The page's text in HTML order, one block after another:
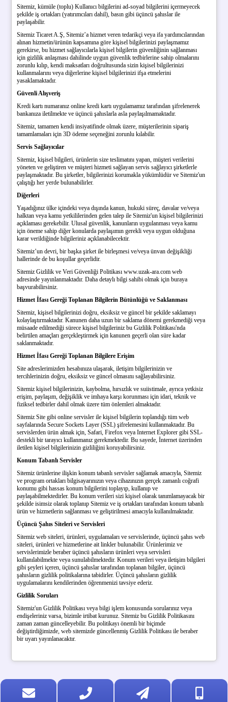
Sitemiz, kümüle (toplu) Kullanıcı bilgilerini ad-soyad bilgilerini içermeyecek
şekilde iş ortakları (yatırımcıları dahil), basın gibi üçüncü şahıslar ile
paylaşabilir.
Sitemiz Ticaret A.Ş, Sitemiz’a hizmet veren tedarikçi veya ifa yardımcılarından
alınan hizmetin/ürünün kapsamına göre kişisel bilgilerinizi paylaşmamız
gerekirse, bu hizmet sağlayıcılarla kişisel bilgilerin güvenliğinin sağlanması
için gizlilik anlaşması dahilinde uygun güvenlik tedbirlerine sahip olmalarını
zorunlu kılıp, kendi maksatları doğrultusunda sizin kişisel bilgilerinizi
kullanmalarını veya diğerlerine kişisel bilgilerinizi ifşa etmelerini
yasaklamaktadır.
Güvenli Alışveriş
Kredi kartı numaranız online kredi kartı uygulamamız tarafından şifrelenerek
bankanıza iletilmekte ve üçüncü şahıslarla asla paylaşılmamaktadır.
Sitemiz, tamamen kendi insiyatifinde olmak üzere, müşterilerinin sipariş
tamamlamaları için 3D ödeme seçeneğini zorunlu kılabilir.
Servis Sağlayıcılar
Sitemiz, kişisel bilgileri, ürünlerin size teslimatını yapan, müşteri verilerini
yöneten ve geliştiren ve müşteri hizmeti sağlayan servis sağlayıcı şirketlerle
paylaşmaktadır. Bu şirketler, bilgilerinizi korumakla yükümlüdür ve Sitemiz'un
çalıştığı her yerde bulunabilirler.
Diğerleri
Yaşadığınız ülke içindeki veya dışında kanun, hukuki süreç, davalar ve/veya
halktan veya kamu yetkililerinden gelen talep ile Sitemiz'un kişisel bilgilerinizi
açıklaması gerekebilir. Ulusal güvenlik, kanunların uygulanması veya kamu
için öneme sahip diğer konularda paylaşımın gerekli veya uygun olduğuna
karar verildiğinde bilgileriniz açıklanabilecektir.
Sitemiz’un devri, bir başka şirket ile birleşmesi ve/veya ünvan değişikliği
hallerinde de bu koşullar geçerlidir.
Sitemiz Gizlilik ve Veri Güvenliği Politikası www.uzak-ara.com web
adresinde yayınlanmaktadır. Daha detaylı bilgi sahibi olmak için buraya
başvurabilirsiniz.
Hizmet İfası Gereği Toplanan Bilgilerin Bütünlüğü ve Saklanması
Sitemiz, kişisel bilgilerinizi doğru, eksiksiz ve güncel bir şekilde saklamayı
kolaylaştırmaktadır. Kanunen daha uzun bir saklama dönemi gerekmediği veya
müsaade edilmediği sürece kişisel bilgileriniz bu Gizlilik Politikası'nda
belirtilen amaçları gerçekleştirmek için kanunen geçerli olan süre kadar
saklanmaktadır.
Hizmet İfası Gereği Toplanan Bilgilere Erişim
Site adreslerimizden hesabınıza ulaşarak, iletişim bilgilerinizin ve
tercihlerinizin doğru, eksiksiz ve güncel olmasını sağlayabilirsiniz.
Sitemiz kişisel bilgilerinizin, kaybolma, hırsızlık ve suiistimale, ayrıca yetkisiz
erişim, paylaşım, değişiklik ve imhaya karşı korunması için idari, teknik ve
fiziksel tedbirler dahil olmak üzere tüm önlemleri almaktadır.
Sitemiz Site gibi online servisler ile kişisel bilgilerin toplandığı tüm web
sayfalarında Secure Sockets Layer (SSL) şifrelemesini kullanmaktadır. Bu
servislerden ürün almak için, Safari, Firefox veya Internet Explorer gibi SSL-
destekli bir tarayıcı kullanmanız gerekmektedir. Bu sayede, İnternet üzerinden
iletilen kişisel bilgilerinizin gizliliğini koruyabilirsiniz.
Konum Tabanlı Servisler
Sitemiz ürünlerine ilişkin konum tabanlı servisler sağlamak amacıyla, Sitemiz
ve program ortakları bilgisayarınızın veya cihazınızın gerçek zamanlı coğrafi
konumu gibi hassas konum bilgilerini toplayıp, kullanıp ve
paylaşabilmektedirler. Bu konum verileri sizi kişisel olarak tanımlamayacak bir
şekilde isimsiz olarak toplanıp Sitemiz ve iş ortakları tarafından konum tabanlı
ürün ve hizmetlerin sağlanması ve geliştirilmesi amacıyla kullanılmaktadır.
Üçüncü Şahıs Siteleri ve Servisleri
Sitemiz web siteleri, ürünleri, uygulamaları ve servislerinde, üçüncü şahıs web
siteleri, ürünleri ve hizmetlerine ait linkler bulunabilir. Ürünlerimiz ve
servislerimizle beraber üçüncü şahısların ürünleri veya servisleri
kullanılabilmekte veya sunulabilmektedir. Konum verileri veya iletişim bilgileri
gibi şeyleri içeren, üçüncü şahıslar tarafından toplanan bilgiler, üçüncü
şahısların gizlilik politikalarına tabidirler. Üçüncü şahısların gizlilik
uygulamalarını kendilerinden öğrenmenizi tavsiye ederiz.
Gizlilik Soruları
Sitemiz'un Gizlilik Politikası veya bilgi işlem konusunda sorularınız veya
endişeleriniz varsa, bizimle irtibat kurunuz. Sitemiz bu Gizlilik Politikasını
zaman zaman güncelleyebilir. Bu politikayı önemli bir biçimde
değiştirdiğimizde, web sitemizde güncellenmiş Gizlilik Politikası ile beraber
bir uyarı yayınlanacaktır.